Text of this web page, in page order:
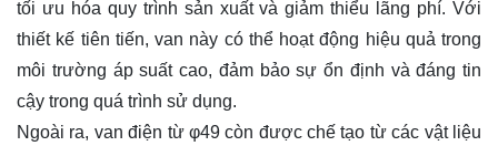
tối ưu hóa quy trình sản xuất và giảm thiểu lãng phí. Với
thiết kế tiên tiến, van này có thể hoạt động hiệu quả trong
môi trường áp suất cao, đảm bảo sự ổn định và đáng tin
cậy trong quá trình sử dụng.
Ngoài ra, van điện từ φ49 còn được chế tạo từ các vật liệu